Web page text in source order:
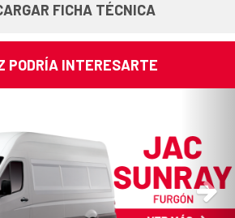
FICHA TÉCNICA
PODRÍA INTERESARTE